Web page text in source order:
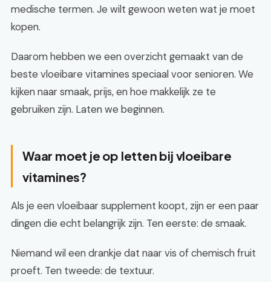
medische termen. Je wilt gewoon weten wat je moet
kopen.
Daarom hebben we een overzicht gemaakt van de
beste vloeibare vitamines speciaal voor senioren. We
kijken naar smaak, prijs, en hoe makkelijk ze te
gebruiken zijn. Laten we beginnen.
Waar moet je op letten bij vloeibare
vitamines?
Als je een vloeibaar supplement koopt, zijn er een paar
dingen die echt belangrijk zijn. Ten eerste: de smaak.
Niemand wil een drankje dat naar vis of chemisch fruit
proeft. Ten tweede: de textuur.